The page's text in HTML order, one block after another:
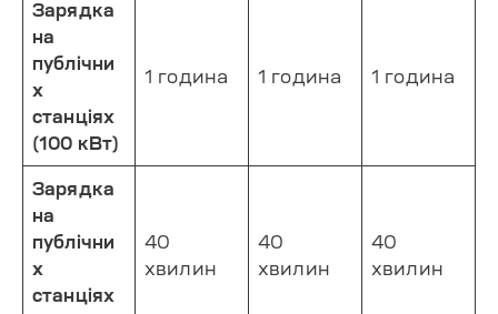
Зарядка
на
публічни
х
станціях
(100 кВт)
1 година 1 година 1 година
Зарядка
на
публічни
х
станціях
40
хвилин
40
хвилин
40
хвилин